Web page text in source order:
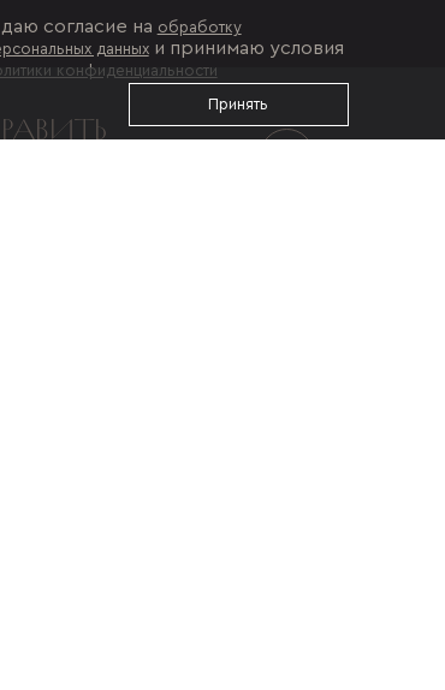
согласие на обработку
данныхи принимаю условия
конфиденциальности
Принять